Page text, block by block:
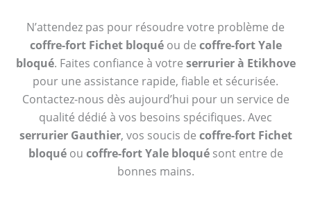
N’attendez pas pour résoudre votre problème de
coffre-fort Fichet bloquéou de coffre-fort Yale
bloqué. Faites confiance à votre serrurier à Etikhove
pour une assistance rapide, fiable et sécurisée.
Contactez-nous dès aujourd’hui pour un service de
qualité dédié à vos besoins spécifiques. Avec
serrurier Gauthier, vos soucis de coffre-fort Fichet
bloquéou coffre-fort Yale bloquésont entre de
bonnes mains.